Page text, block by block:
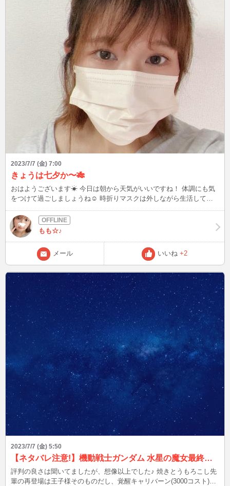
2023/7/7 (金) 7:00
きょうは七夕か〜🎋
おはようございます☀ 今日は朝から天気がいいですね！ 体調にも気
をつけて過ごしましょうね☺️ 時折りマスクは外しながら生活してま
す😷 みなさんはどうしてますか？ 七夕の夜はきっと晴れてるだろう
からお星さま見えるといいですね⭐️ 何かお願い事しましたか🎋？ わ
たしのお願い事は…内緒です💕
もも☆♪
メール いいね +2
2023/7/7 (金) 5:50
【ネタバレ注意!】機動戦士ガンダム 水星の魔女最終回見たかなです!
評判の良さは聞いてましたが、想像以上でした♪ 焼きとうもろこし先
輩の再登場は王子様そのものだし、覚醒キャリバーン(3000コスト)カ